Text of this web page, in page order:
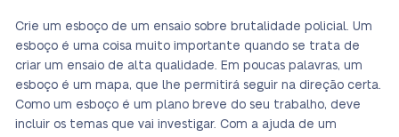
Crie um esboço de um ensaio sobre brutalidade policial. Um
esboço é uma coisa muito importante quando se trata de
criar um ensaio de alta qualidade. Em poucas palavras, um
esboço é um mapa, que lhe permitirá seguir na direção certa.
Como um esboço é um plano breve do seu trabalho, deve
incluir os temas que vai investigar. Com a ajuda de um